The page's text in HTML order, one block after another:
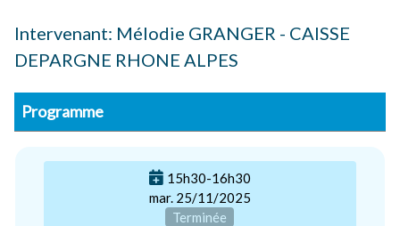
Intervenant: Mélodie GRANGER - CAISSE
DEPARGNE RHONE ALPES
Programme
15h30-16h30
mar. 25/11/2025
Terminée